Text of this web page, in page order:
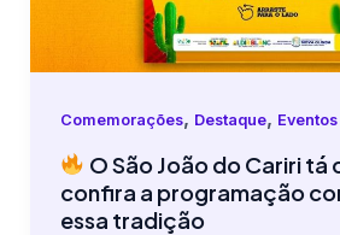
Comemorações, Destaque,
O São João do Cariri tá
confira a programação
essa tradição